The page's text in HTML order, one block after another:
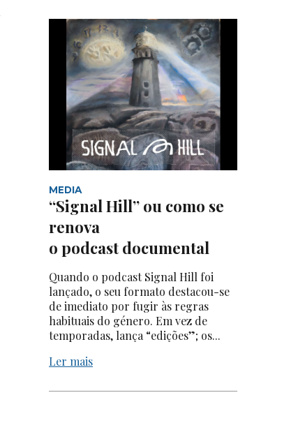
MEDIA
“Signal Hill” ou como se
renova
o podcast documental
Quando o podcast Signal Hill foi
lançado, o seu formato destacou-se
de imediato por fugir às regras
habituais do género. Em vez de
temporadas, lança “edições”; os...
Ler mais